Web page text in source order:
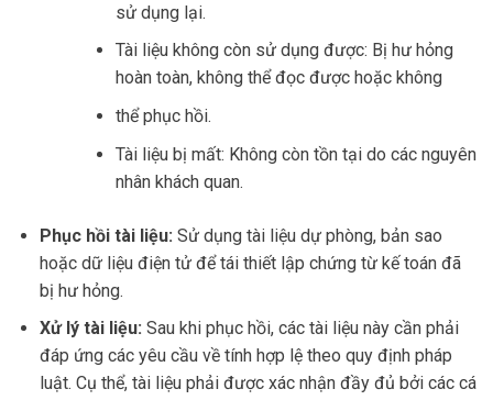
sử dụng lại.
Tài liệu không còn sử dụng được: Bị hư hỏng
hoàn toàn, không thể đọc được hoặc không
thể phục hồi.
Tài liệu bị mất: Không còn tồn tại do các nguyên
nhân khách quan.
Phục hồi tài liệu: Sử dụng tài liệu dự phòng, bản sao
hoặc dữ liệu điện tử để tái thiết lập chứng từ kế toán đã
bị hư hỏng.
Xử lý tài liệu: Sau khi phục hồi, các tài liệu này cần phải
đáp ứng các yêu cầu về tính hợp lệ theo quy định pháp
luật. Cụ thể, tài liệu phải được xác nhận đầy đủ bởi các cá